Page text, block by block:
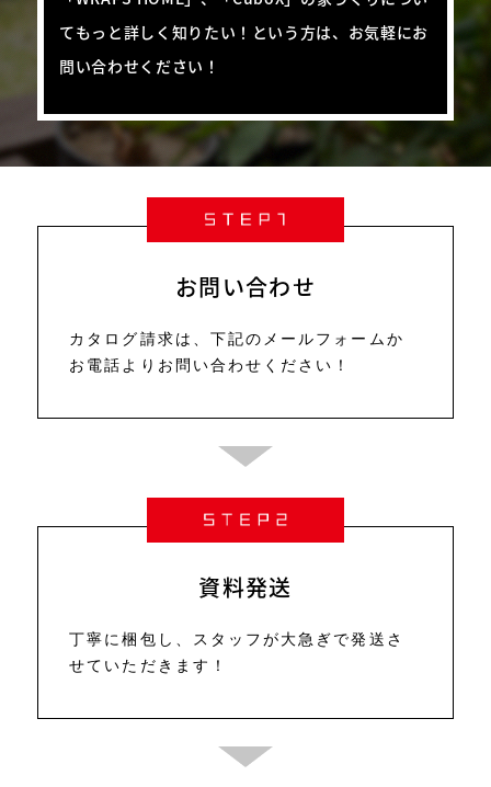
てもっと詳しく知りたい！という方は、お気軽にお
問い合わせください！
お問い合わせ
カタログ請求は、 下記のメールフォームか
お電話よりお問い合わせください！
資料発送
丁寧に梱包し、スタッフが大急ぎで発送さ
せていただきます！